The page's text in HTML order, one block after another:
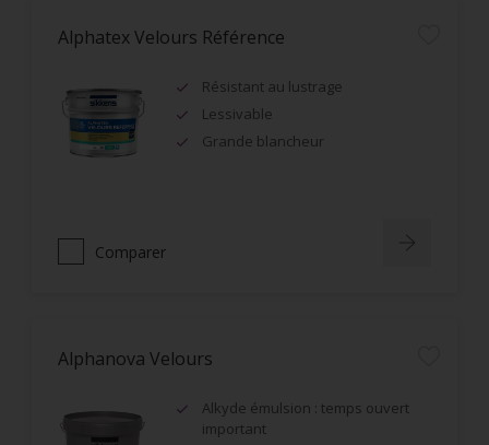
Alphatex Velours Référence
Résistant au lustrage
Lessivable
Grande blancheur
Comparer
Alphanova Velours
Alkyde émulsion : temps ouvert
important